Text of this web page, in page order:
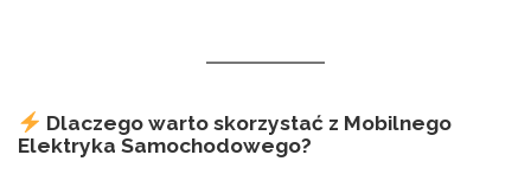
Dlaczego warto skorzystać z Mobilnego
Elektryka Samochodowego?